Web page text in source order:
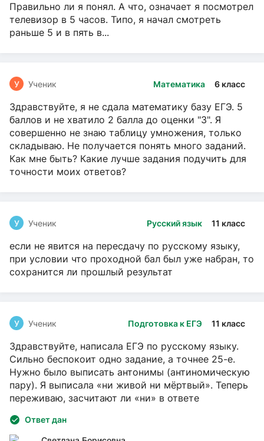
Правильно ли я понял. А что, означает я посмотрел
телевизор в 5 часов. Типо, я начал смотреть
раньше 5 и в пять в...
Математика 6 класс
У Ученик
Здравствуйте, я не сдала математику базу ЕГЭ. 5
баллов и не хватило 2 балла до оценки "3". Я
совершенно не знаю таблицу умножения, только
складываю. Не получается понять много заданий.
Как мне быть? Какие лучше задания подучить для
точности моих ответов?
Русский язык 11 класс
У Ученик
если не явится на пересдачу по русскому языку,
при условии что проходной бал был уже набран, то
сохранится ли прошлый результат
Подготовка к ЕГЭ 11 класс
У Ученик
Здравствуйте, написала ЕГЭ по русскому языку.
Сильно беспокоит одно задание, а точнее 25-е.
Нужно было выписать антонимы (антиномическую
пару). Я выписала «ни живой ни мёртвый». Теперь
переживаю, засчитают ли «ни» в ответе
Ответ дан